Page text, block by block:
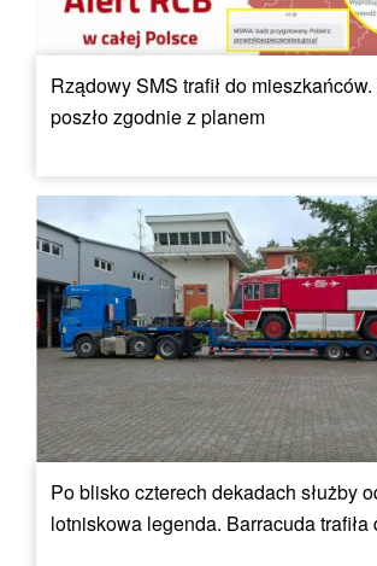
Rządowy SMS trafił do
poszło zgodnie z planem
Po blisko czterech dekadach służby
lotniskowa legenda. Barracuda trafiła